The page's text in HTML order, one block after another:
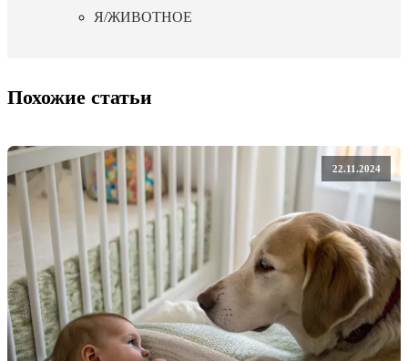
Я/ЖИВОТНОЕ
Похожие статьи
22.11.2024